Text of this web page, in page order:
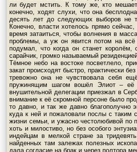
ли будет мстить. К тому же, кто
конечно, ходят слухи, что она
десять лет до следующих выборов не
Конечно, власти хотелось прямо
время затаиться, чтобы волнения в
проблемы, а уж он явится потом на всё
подумал, что когда он станет
сарайчик, громко называемый
Тёмное небо на востоке посветлело,
закат происходят быстро, практически
тревожно она не чувствовала себя
пружинящим шагом вошёл Элиот – её
внушительной делегации приезжал в
внимание к её скромной персоне было
то давно, и так же давно благополучно
куда к ней и пожаловали послы с таким
жизни семьи, и ужасно честолюбивой по
хоть и милостиво, но без особого
индейцам в мелкой стране за
найденных там залежах полезных
дала согласие на брак и через полтора